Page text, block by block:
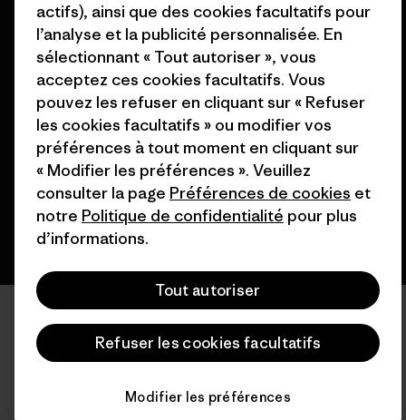
© 2026 Patagonia, Inc. All Rights Reserved.
français
actifs), ainsi que des cookies facultatifs pour
l’analyse et la publicité personnalisée. En
sélectionnant « Tout autoriser », vous
acceptez ces cookies facultatifs. Vous
pouvez les refuser en cliquant sur « Refuser
les cookies facultatifs » ou modifier vos
préférences à tout moment en cliquant sur
« Modifier les préférences ». Veuillez
consulter la page Préférences de cookies et
notre Politique de confidentialité pour plus
d’informations.
Tout autoriser
Refuser les cookies facultatifs
Modifier les préférences